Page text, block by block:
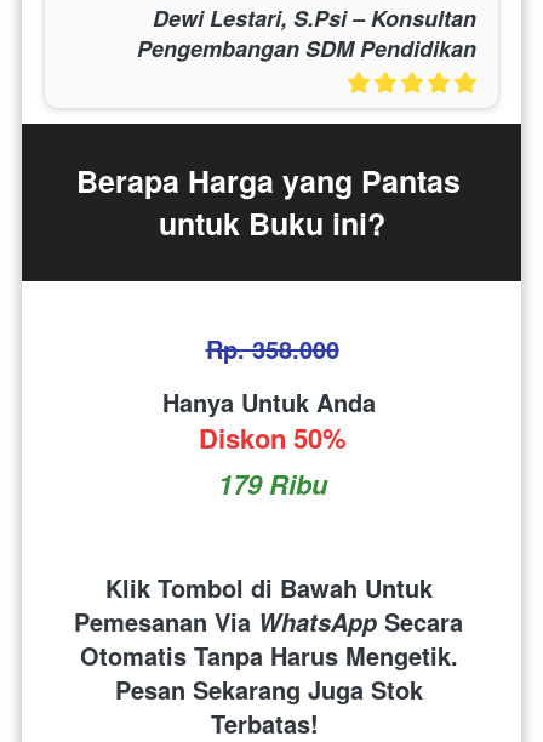
Dewi Lestari, S.Psi – Konsultan
Pengembangan SDM Pendidikan
Berapa Harga yang Pantas
untuk Buku ini?
Rp. 358.000
Hanya Untuk Anda
Diskon 50%
179 Ribu
Klik Tombol di Bawah Untuk
Pemesanan Via WhatsApp Secara
Otomatis Tanpa Harus Mengetik.
Pesan Sekarang Juga Stok
Terbatas!